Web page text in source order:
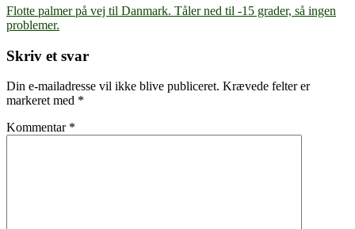
Flotte palmer på vej til Danmark. Tåler ned til -15 grader, så ingen
problemer.
Skriv et svar
Din e-mailadresse vil ikke blive publiceret. Krævede felter er
markeret med *
Kommentar *